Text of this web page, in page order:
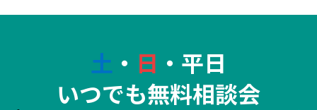
土 ・ 日 ・平日
いつでも無料相談会